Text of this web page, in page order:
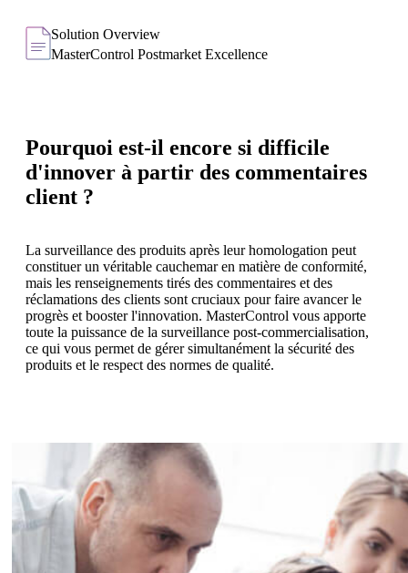
Solution Overview
MasterControl Postmarket Excellence
Pourquoi est-il encore si difficile
d'innover à partir des commentaires
client ?
La surveillance des produits après leur homologation peut
constituer un véritable cauchemar en matière de conformité,
mais les renseignements tirés des commentaires et des
réclamations des clients sont cruciaux pour faire avancer le
progrès et booster l'innovation. MasterControl vous apporte
toute la puissance de la surveillance post-commercialisation,
ce qui vous permet de gérer simultanément la sécurité des
produits et le respect des normes de qualité.